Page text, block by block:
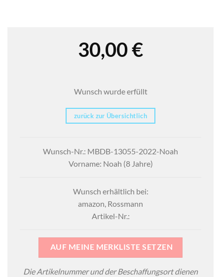
30,00€
Wunsch wurde erfüllt
zurück zur Übersichtlich
Wunsch-Nr.: MBDB-13055-2022-Noah
Vorname: Noah (8 Jahre)
Wunsch erhältlich bei:
amazon, Rossmann
Artikel-Nr.:
AUF MEINE MERKLISTE SETZEN
Die Artikelnummer und der Beschaffungsort dienen